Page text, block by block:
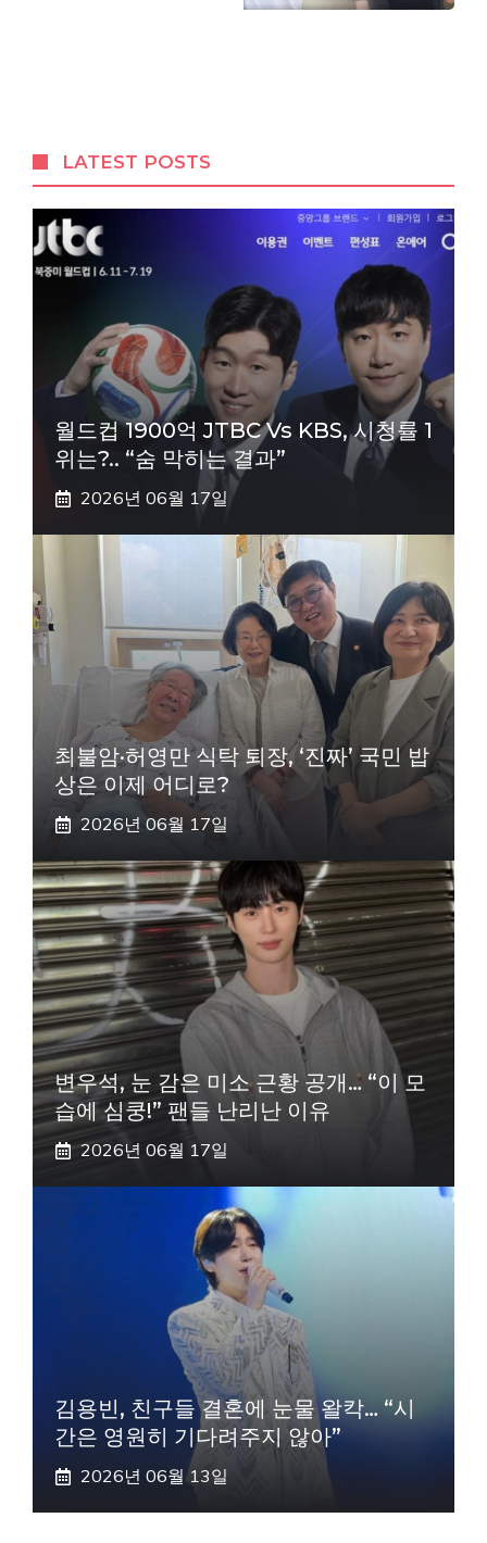
LATEST POSTS
월드컵 1900억 JTBC Vs KBS, 시청률 1
위는?.. “숨 막히는 결과”
2026년 06월 17일
최불암·허영만 식탁 퇴장, ‘진짜’ 국민 밥
상은 이제 어디로?
2026년 06월 17일
변우석, 눈 감은 미소 근황 공개… “이 모
습에 심쿵!” 팬들 난리난 이유
2026년 06월 17일
김용빈, 친구들 결혼에 눈물 왈칵… “시
간은 영원히 기다려주지 않아”
2026년 06월 13일